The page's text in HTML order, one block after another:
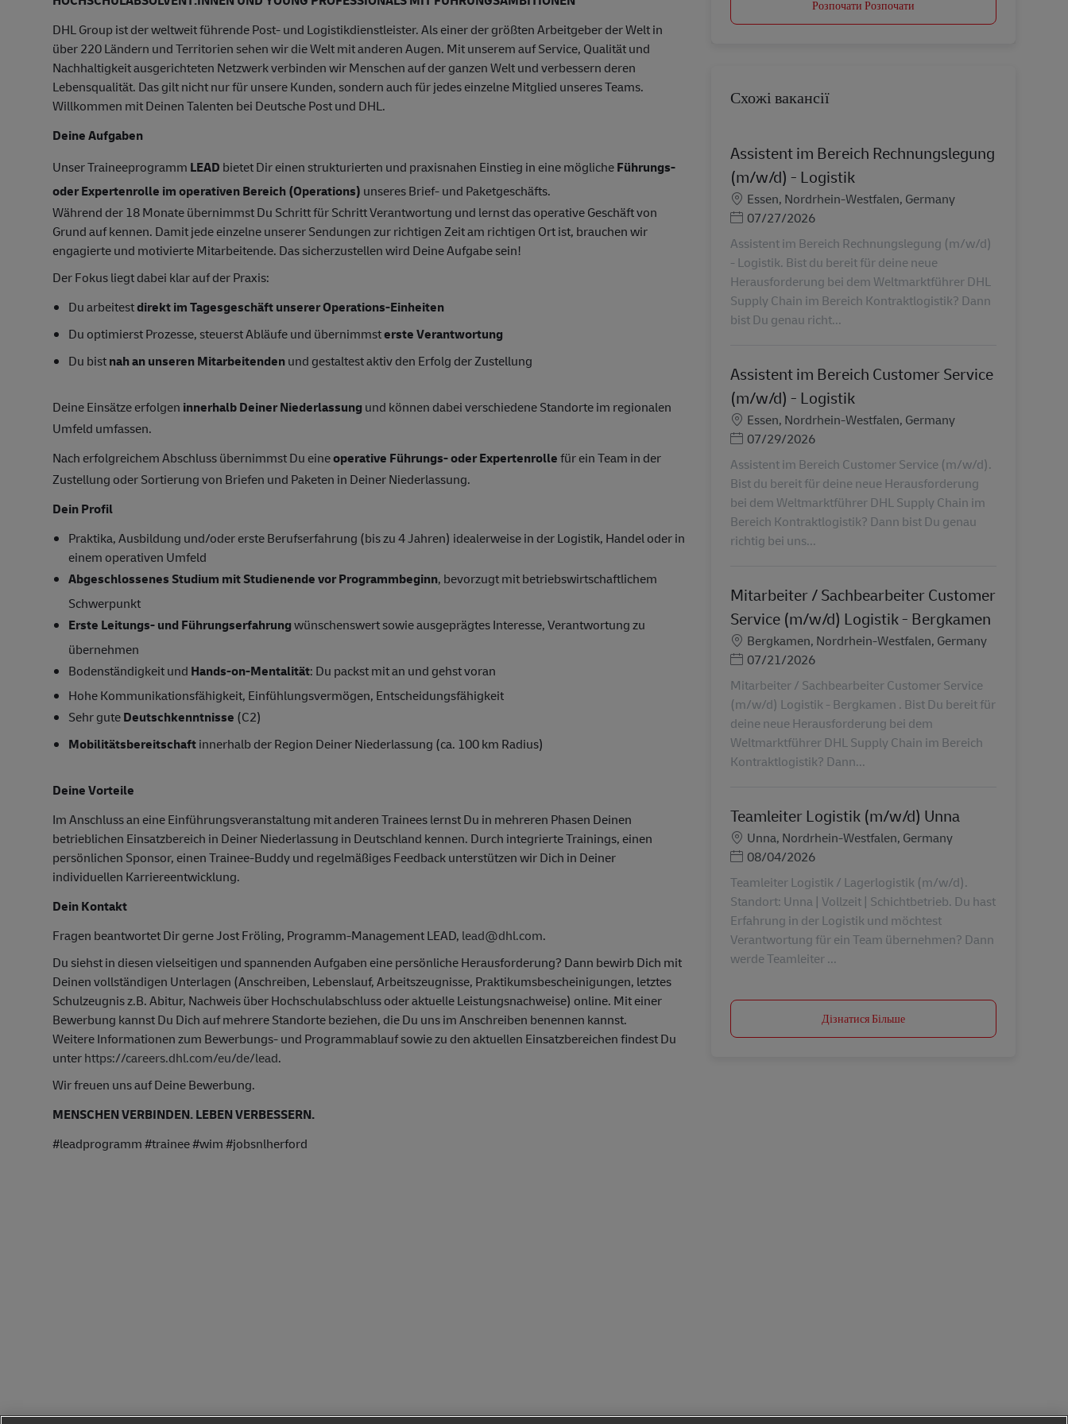
DHL Group ist der weltweit führende Post- und Logistikdienstleister. Als einer der größten Arbeitgeber der Welt in
über 220 Ländern und Territorien sehen wir die Welt mit anderen Augen. Mit unserem auf Service, Qualität und
Nachhaltigkeit ausgerichteten Netzwerk verbinden wir Menschen auf der ganzen Welt und verbessern deren
Lebensqualität. Das gilt nicht nur für unsere Kunden, sondern auch für jedes einzelne Mitglied unseres Teams.
Willkommen mit Deinen Talenten bei Deutsche Post und DHL.
Deine Aufgaben
Unser Traineeprogramm LEAD bietet Dir einen strukturierten und praxisnahen Einstieg in eine möglicheFührungs-
oder Expertenrolle im operativen Bereich (Operations) unseres Brief- und Paketgeschäfts.
Während der 18 Monate übernimmst Du Schritt für Schritt Verantwortung und lernst das operative Geschäft von
Grund auf kennen. Damit jede einzelne unserer Sendungen zur richtigen Zeit am richtigen Ort ist, brauchen wir
engagierte und motivierte Mitarbeitende. Das sicherzustellen wird Deine Aufgabe sein!
Der Fokus liegt dabei klar auf der Praxis:
Du arbeitestdirekt im Tagesgeschäft unserer Operations-Einheiten
Du optimierst Prozesse, steuerst Abläufe und übernimmsterste Verantwortung
Du bistnah an unseren Mitarbeitendenund gestaltest aktiv den Erfolg der Zustellung
Deine Einsätze erfolgen innerhalb Deiner Niederlassung und können dabei verschiedene Standorte im regionalen
Umfeld umfassen.
Nach erfolgreichem Abschluss übernimmst Du eineoperative Führungs- oder Expertenrollefür ein Team in der
Zustellung oder Sortierung von Briefen und Paketen in Deiner Niederlassung.
Dein Profil
Praktika, Ausbildung und/oder erste Berufserfahrung (bis zu 4 Jahren) idealerweise in der Logistik, Handel oder in
einem operativen Umfeld
Abgeschlossenes Studium mit Studienende vor Programmbeginn, bevorzugt mit betriebswirtschaftlichem
Schwerpunkt
Erste Leitungs- und Führungserfahrungwünschenswert sowie ausgeprägtes Interesse, Verantwortung zu
übernehmen
Bodenständigkeit und Hands-on-Mentalität: Du packst mit an und gehst voran
Hohe Kommunikationsfähigkeit, Einfühlungsvermögen, Entscheidungsfähigkeit
Sehr guteDeutschkenntnisse (C2)
Mobilitätsbereitschaftinnerhalb der Region Deiner Niederlassung (ca. 100 km Radius)
Deine Vorteile
Im Anschluss an eine Einführungsveranstaltung mit anderen Trainees lernst Du in mehreren Phasen Deinen
betrieblichen Einsatzbereich in Deiner Niederlassung in Deutschland kennen. Durch integrierte Trainings, einen
persönlichen Sponsor, einen Trainee-Buddy und regelmäßiges Feedback unterstützen wir Dich in Deiner
individuellen Karriereentwicklung.
Dein Kontakt
Fragen beantwortet Dir gerne Jost Fröling, Programm-Management LEAD, lead@dhl.com.
Du siehst in diesen vielseitigen und spannenden Aufgaben eine persönliche Herausforderung? Dann bewirb Dich mit
Deinen vollständigen Unterlagen (Anschreiben, Lebenslauf, Arbeitszeugnisse, Praktikumsbescheinigungen, letztes
Schulzeugnis z.B. Abitur, Nachweis über Hochschulabschluss oder aktuelle Leistungsnachweise) online. Mit einer
Bewerbung kannst Du Dich auf mehrere Standorte beziehen, die Du uns im Anschreiben benennen kannst.
Weitere Informationen zum Bewerbungs- und Programmablauf sowie zu den aktuellen Einsatzbereichen findest Du
unterhttps://careers.dhl.com/eu/de/lead.
Wir freuen uns auf Deine Bewerbung.
MENSCHEN VERBINDEN. LEBEN VERBESSERN.
#leadprogramm #trainee #wim #jobsnlherford
Розпочати Розпочати
Схожі вакансії
Assistent im Bereich Rechnungslegung
(m/w/d) - Logistik
Місцезнаходження
Essen, Nordrhein-Westfalen, Germany
Posted Date
07/27/2026
Assistent im Bereich Rechnungslegung (m/w/d)
- Logistik. Bist du bereit für deine neue
Herausforderung bei dem Weltmarktführer DHL
Supply Chain im Bereich Kontraktlogistik? Dann
bist Du genau richt...
Assistent im Bereich Customer Service
(m/w/d) - Logistik
Місцезнаходження
Essen, Nordrhein-Westfalen, Germany
Posted Date
07/29/2026
Assistent im Bereich Customer Service (m/w/d).
Bist du bereit für deine neue Herausforderung
bei dem Weltmarktführer DHL Supply Chain im
Bereich Kontraktlogistik? Dann bist Du genau
richtig bei uns...
Mitarbeiter / Sachbearbeiter Customer
Service (m/w/d) Logistik - Bergkamen
Місцезнаходження
Bergkamen, Nordrhein-Westfalen, Germany
Posted Date
07/21/2026
Mitarbeiter / Sachbearbeiter Customer Service
(m/w/d) Logistik - Bergkamen . Bist Du bereit für
deine neue Herausforderung bei dem
Weltmarktführer DHL Supply Chain im Bereich
Kontraktlogistik? Dann...
Teamleiter Logistik (m/w/d) Unna
Місцезнаходження
Unna, Nordrhein-Westfalen, Germany
Posted Date
08/04/2026
Teamleiter Logistik / Lagerlogistik (m/w/d).
Standort: Unna | Vollzeit | Schichtbetrieb. Du hast
Erfahrung in der Logistik und möchtest
Verantwortung für ein Team übernehmen? Dann
werde Teamleiter ...
Дізнатися Більше